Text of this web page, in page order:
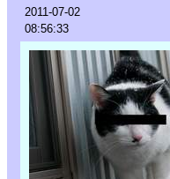
2011-07-02
08:56:33